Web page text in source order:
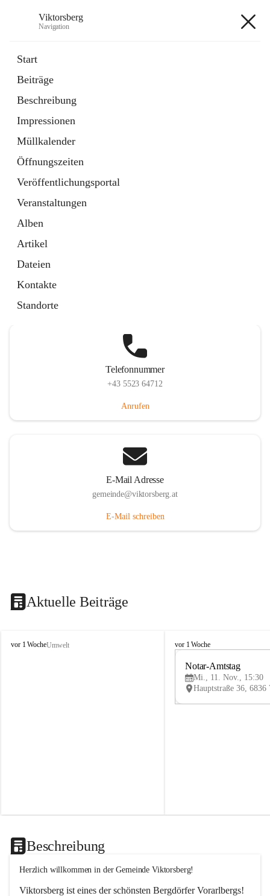
Viktorsberg
Navigation
Start
Beiträge
Beschreibung
Impressionen
Müllkalender
Öffnungszeiten
Veröffentlichungsportal
Veranstaltungen
Alben
Artikel
Dateien
Kontakte
Standorte
1 Schnellzugriff
Bürgerservice
10 Schnellzugriffe
Telefonnummer
+43 5523 64712
Anrufen
E-Mail Adresse
gemeinde@viktorsberg.at
E-Mail schreiben
Aktuelle Beiträge
V
vor 1 WocheUmwelt
V
vor 1 Woche
Notar-Amtstag
Mi., 11. Nov., 15:30
Beschreibung
Herzlich willkommen in der Gemeinde Viktorsberg!
Viktorsberg ist eines der schönsten Bergdörfer Vorarlbergs!